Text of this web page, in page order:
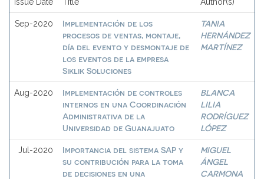
Sep-2020
Implementación de los
procesos de ventas, montaje,
día del evento y desmontaje de
los eventos de la empresa
Siklik Soluciones
TANIA
HERNÁNDEZ
MARTÍNEZ
Aug-2020
Implementación de controles
internos en una Coordinación
Administrativa de la
Universidad de Guanajuato
BLANCA
LILIA
RODRÍGUEZ
LÓPEZ
Jul-2020
Importancia del sistema SAP y
su contribución para la toma
de decisiones en una
MIGUEL
ÁNGEL
CARMONA